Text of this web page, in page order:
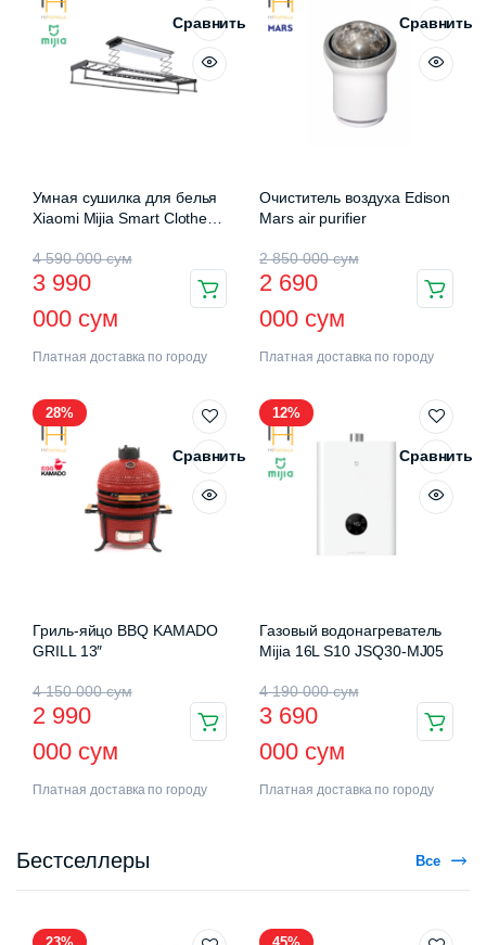
Сравнить
Умная сушилка для белья
Xiaomi Mijia Smart Clothes
4 590 000сум
3 990
000 сум
Платная доставка по городу
Сравнить
Очиститель воздуха Edison
Mars air purifier
2 850 000сум
2 690
000 сум
Платная доставка по городу
28%
Сравнить
Гриль-яйцо BBQ KAMADO
GRILL 13″
4 150 000сум
2 990
000 сум
Платная доставка по городу
12%
Сравнить
Газовый водонагреватель
Mijia 16L S10 JSQ30-MJ05
4 190 000сум
3 690
000 сум
Платная доставка по городу
Бестселлеры Все
23% 45%